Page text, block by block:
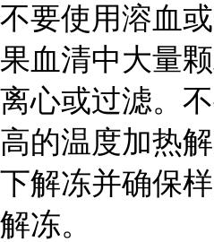
不要使用溶血
果血清中大量
离心或过滤。
高的温度加热
下解冻并确保
解冻。